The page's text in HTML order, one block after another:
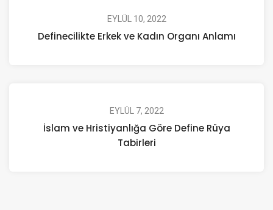
EYLÜL 10, 2022
Definecilikte Erkek ve Kadın Organı Anlamı
EYLÜL 7, 2022
İslam ve Hristiyanlığa Göre Define Rüya
Tabirleri